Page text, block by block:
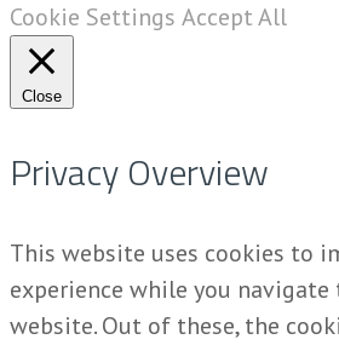
Cookie Settings Accept All
Close
Privacy Overview
This website uses cookies to
experience while you
website. Out of these, the